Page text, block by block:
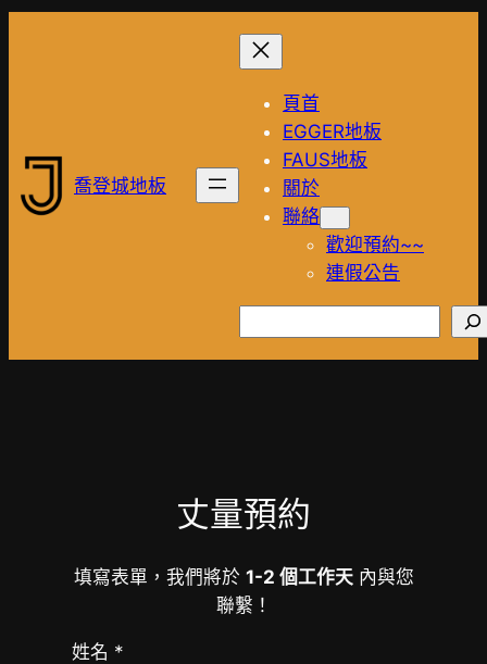
容
喬登城地板
頁首
EGGER地板
FAUS地板
關於
聯絡
歡迎預約~~
連假公告
丈量預約
填寫表單，我們將於 1-2 個工作天內與您
聯繫！
姓名 *